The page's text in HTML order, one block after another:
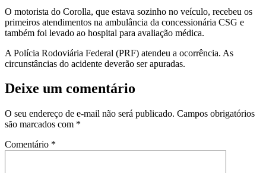
O motorista do Corolla, que estava sozinho no veículo, recebeu os
primeiros atendimentos na ambulância da concessionária CSG e
também foi levado ao hospital para avaliação médica.
A Polícia Rodoviária Federal (PRF) atendeu a ocorrência. As
circunstâncias do acidente deverão ser apuradas.
Deixe um comentário
O seu endereço de e-mail não será publicado. Campos obrigatórios
são marcados com *
Comentário *